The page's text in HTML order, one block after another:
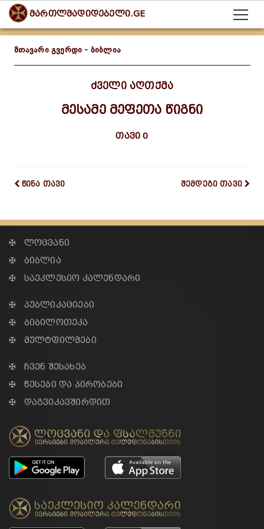
მართლმადიდებელი.GE
მთავარი გვერდი - ბიბლია
ძველი აღთქმა
მესამე მეფეთა წიგნი
თავი 0
წინა თავი შემდეგი თავი
✠ ლოცვანი
✠ ბიბლია
✠ საეკლესიო კალენდარი
✠ პუბლიკაციები
✠ ბიბილოთეკა
✠ მულტფილმები
✠ ჩვენ შესახებ
✠ წესები და პირობები
✠ დაგვიკავშირდით